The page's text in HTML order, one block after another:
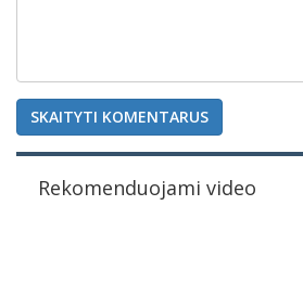
SKAITYTI KOMENTARUS
Rekomenduojami video